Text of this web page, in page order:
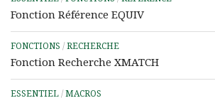
Fonction Référence EQUIV
FONCTIONS / RECHERCHE
Fonction Recherche XMATCH
ESSENTIEL / MACROS